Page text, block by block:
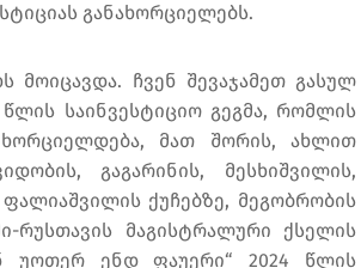
განახორციელებს.
მოიცავდა. ჩვენ შევაჯამეთ გასულ
საინვესტიციო გეგმა, რომლის
მათ შორის, ახლით
გაგარინის, მესხიშვილის,
ქუჩებზე, მეგობრობის
რუსთავის მაგისტრალური ქსელის
უოთერ ენდ ფაუერი“ 2024 წლის